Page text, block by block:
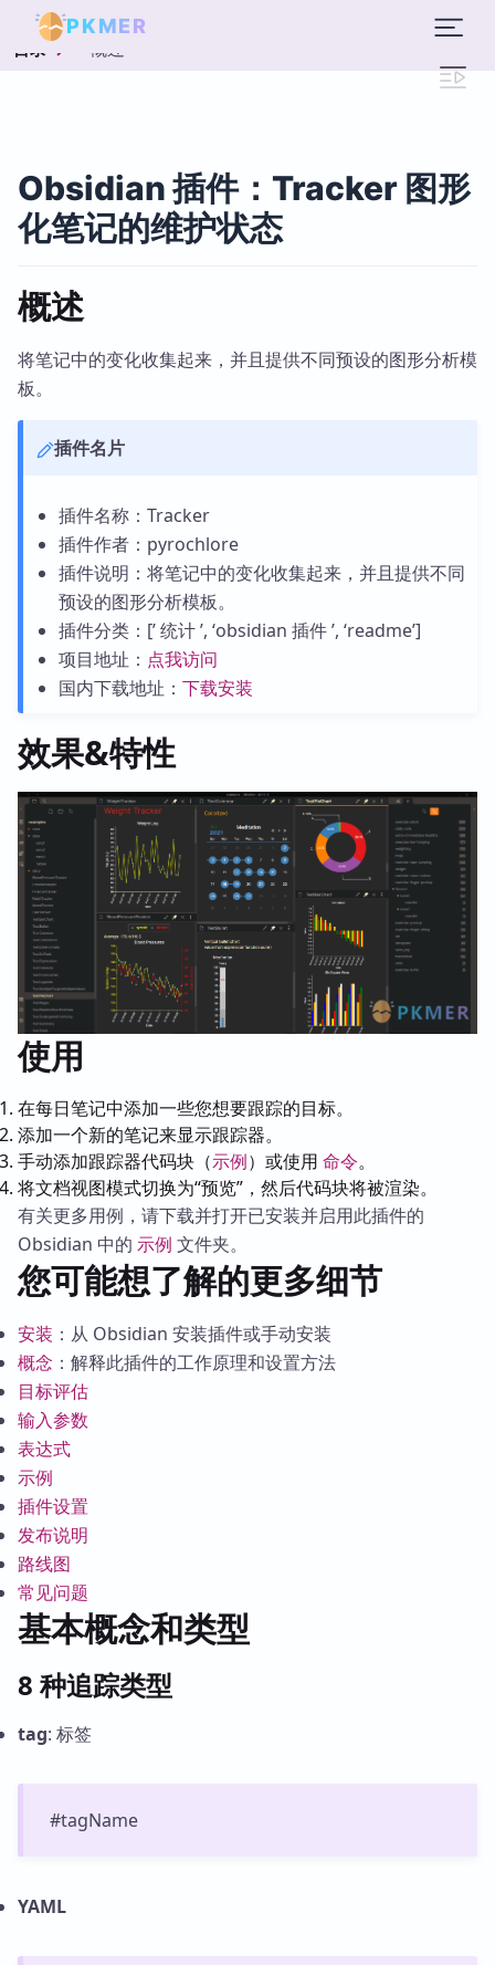
PKMER
目录 概述
Obsidian 插件：Tracker 图形
化笔记的维护状态
概述
将笔记中的变化收集起来，并且提供不同预设的图形分析模
板。
插件名片
插件名称：Tracker
插件作者：pyrochlore
插件说明：将笔记中的变化收集起来，并且提供不同
预设的图形分析模板。
插件分类：[’ 统计 ’, ‘obsidian 插件 ’, ‘readme’]
项目地址： 点我访问
国内下载地址： 下载安装
效果&特性
使用
在每日笔记中添加一些您想要跟踪的目标。
添加一个新的笔记来显示跟踪器。
手动添加跟踪器代码块（示例）或使用 命令。
将文档视图模式切换为“预览”，然后代码块将被渲染。
有关更多用例，请下载并打开已安装并启用此插件的
Obsidian 中的 示例 文件夹。
您可能想了解的更多细节
安装 ：从 Obsidian 安装插件或手动安装
概念 ：解释此插件的工作原理和设置方法
目标评估
输入参数
表达式
示例
插件设置
发布说明
路线图
常见问题
基本概念和类型
8 种追踪类型
tag: 标签
#tagName
YAML